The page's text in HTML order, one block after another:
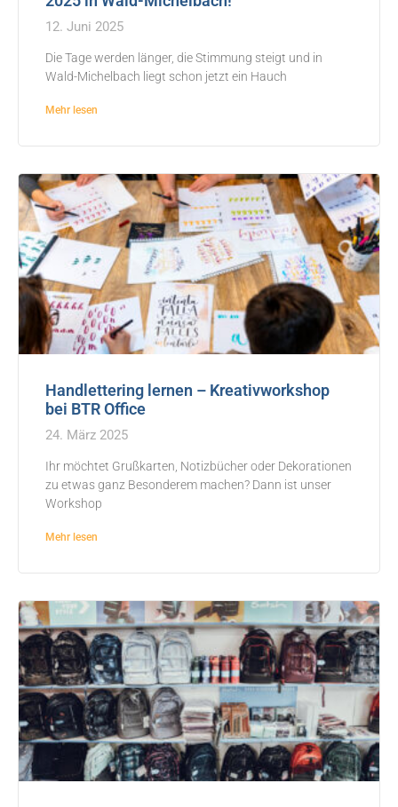
12. Juni 2025
Die Tage werden länger, die Stimmung steigt und in
Wald-Michelbach liegt schon jetzt ein Hauch
Mehr lesen
Handlettering lernen – Kreativworkshop
bei BTR Office
24. März 2025
Ihr möchtet Grußkarten, Notizbücher oder Dekorationen
zu etwas ganz Besonderem machen? Dann ist unser
Workshop
Mehr lesen